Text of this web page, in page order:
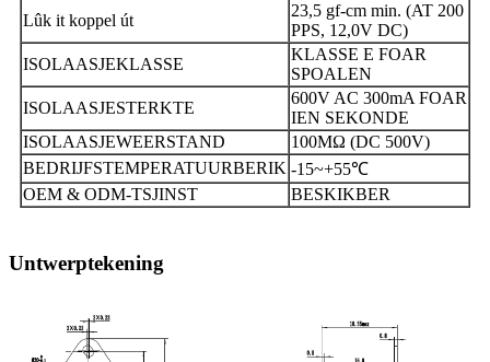
Lûk it koppel út
23,5 gf-cm min. (AT 200
PPS, 12,0V DC)
ISOLAASJEKLASSE
KLASSE E FOAR
SPOALEN
ISOLAASJESTERKTE
600V AC 300mA FOAR
IEN SEKONDE
ISOLAASJEWEERSTAND
100MΩ (DC 500V)
BEDRIJFSTEMPERATUURBERIK -15~+55℃
OEM & ODM-TSJINST
BESKIKBER
Untwerptekening